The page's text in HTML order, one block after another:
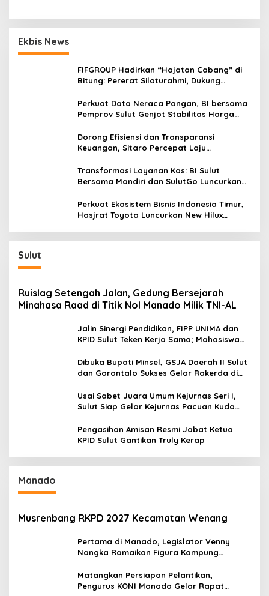
Ekbis News
FIFGROUP Hadirkan “Hajatan Cabang” di
Bitung: Pererat Silaturahmi, Dukung
Promo Khusus
Perkuat Data Neraca Pangan, BI bersama
Pemprov Sulut Genjot Stabilitas Harga
Dorong Efisiensi dan Transparansi
Keuangan, Sitaro Percepat Laju
Transformasi Layanan Kas: BI Sulut
Bersama Mandiri dan SulutGo Luncurkan
Kepulauan
Perkuat Ekosistem Bisnis Indonesia Timur,
Hasjrat Toyota Luncurkan New Hilux
Sulut
Ruislag Setengah Jalan, Gedung Bersejarah
Minahasa Raad di Titik Nol Manado Milik TNI-AL
Jalin Sinergi Pendidikan, FIPP UNIMA dan
KPID Sulut Teken Kerja Sama; Mahasiswa
Penyiaran
Dibuka Bupati Minsel, GSJA Daerah II Sulut
dan Gorontalo Sukses Gelar Rakerda di
Usai Sabet Juara Umum Kejurnas Seri I,
Sulut Siap Gelar Kejurnas Pacuan Kuda
Pengasihan Amisan Resmi Jabat Ketua
KPID Sulut Gantikan Truly Kerap
Manado
Musrenbang RKPD 2027 Kecamatan Wenang
Pertama di Manado, Legislator Venny
Nangka Ramaikan Figura Kampung
Matangkan Persiapan Pelantikan,
Pengurus KONI Manado Gelar Rapat